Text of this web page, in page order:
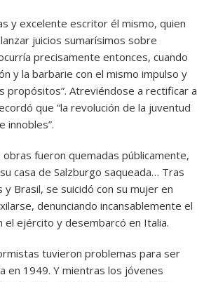
y excelente escritor él mismo, quien
juicios sumarísimos sobre
precisamente entonces, cuando
y la barbarie con el mismo impulso y
Atreviéndose a rectificar a
que “la revolución de la juventud
innobles”.
fueron quemadas públicamente,
casa de Salzburgo saqueada… Tras
Brasil, se suicidó con su mujer en
denunciando incansablemente el
el ejército y desembarcó en Italia.
tuvieron problemas para ser
en 1949. Y mientras los jóvenes